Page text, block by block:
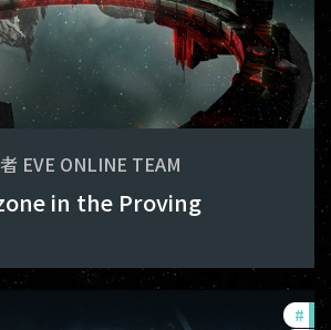
EVE ONLINE TEAM
in the Proving
#